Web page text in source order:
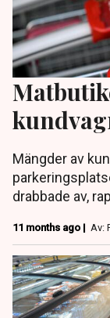
Mängder av
drabbade av,
11 months ago | Av: